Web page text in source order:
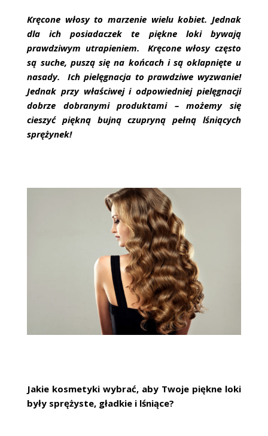
Kręcone włosy to marzenie wielu kobiet. Jednak
dla ich posiadaczek te piękne loki bywają
prawdziwym utrapieniem. Kręcone włosy często
są suche, puszą się na końcach i są oklapnięte u
nasady. Ich pielęgnacja to prawdziwe wyzwanie!
Jednak przy właściwej i odpowiedniej pielęgnacji
dobrze dobranymi produktami – możemy się
cieszyć piękną bujną czupryną pełną lśniących
sprężynek!
Jakie kosmetyki wybrać, aby Twoje piękne loki
były sprężyste, gładkie i lśniące?